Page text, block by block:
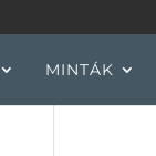
MINTÁK